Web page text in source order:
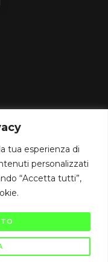
tua esperienza di
personalizzati
“Accetta tutti”,
2/B